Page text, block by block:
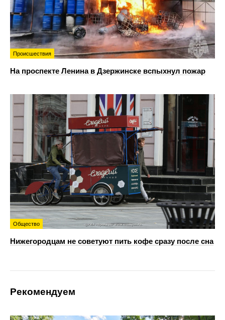
Происшествия
На проспекте Ленина в Дзержинске вспыхнул пожар
Общество
Нижегородцам не советуют пить кофе сразу после сна
Рекомендуем